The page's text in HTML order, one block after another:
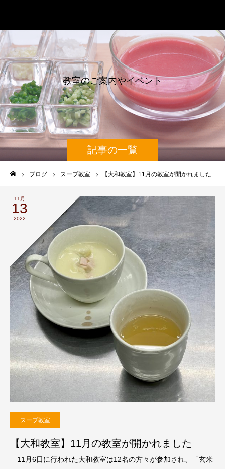
記事の一覧
教室のご案内やイベント情報
ブログ スープ教室 【大和教室】11月の教室が開かれました
11月
13
2022
スープ教室
【大和教室】11月の教室が開かれました
11月6日に行われた大和教室は12名の方々が参加され、「玄米